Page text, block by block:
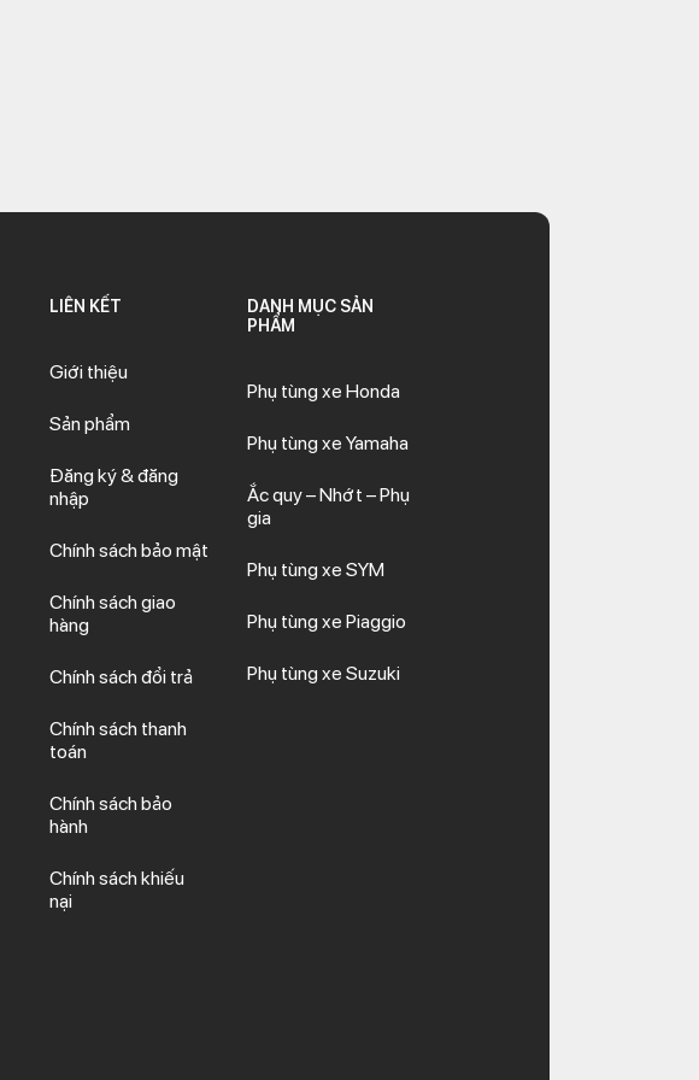
LIÊN KẾT
Giới thiệu
Sản phẩm
Đăng ký & đăng
nhập
Chính sách bảo mật
Chính sách giao
hàng
Chính sách đổi trả
Chính sách thanh
toán
Chính sách bảo
hành
Chính sách khiếu
nại
DANH MỤC SẢN
PHẨM
Phụ tùng xe Honda
Phụ tùng xe Yamaha
Ắc quy – Nhớt – Phụ
gia
Phụ tùng xe SYM
Phụ tùng xe Piaggio
Phụ tùng xe Suzuki